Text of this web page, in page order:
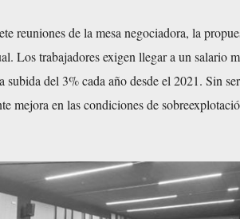
reuniones de la mesa negociadora, la
Los trabajadores exigen llegar a un salario
subida del 3% cada año desde el 2021. Sin
mejora en las condiciones de